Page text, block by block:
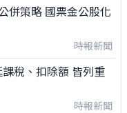
併策略 國票金公股化
時報新聞
稅、扣除額 皆列重
時報新聞